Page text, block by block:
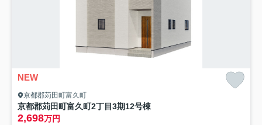
NEW
京都郡苅田町富久町
京都郡苅田町富久町2丁目3期12号棟
2,698万円